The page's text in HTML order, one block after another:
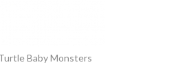
Baby Monsters